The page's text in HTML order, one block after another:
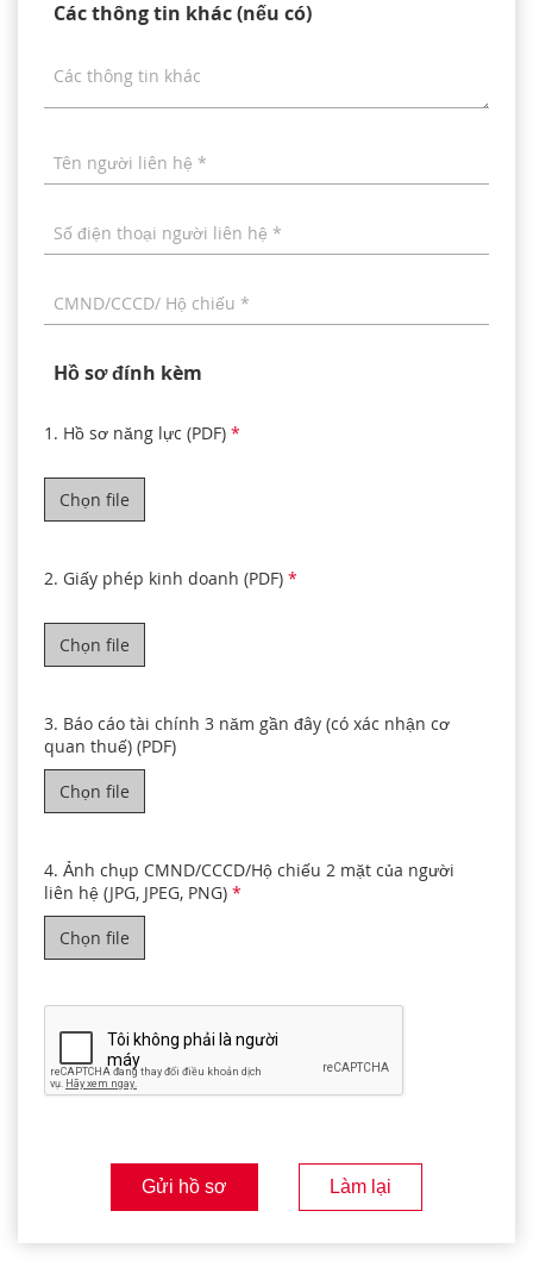
Các thông tin khác (nếu có)
Các thông tin khác
Tên người liên hệ *
Số điện thoại người liên hệ *
CMND/CCCD/ Hộ chiếu *
Hồ sơ đính kèm
1. Hồ sơ năng lực (PDF)*
Chọn file
2. Giấy phép kinh doanh (PDF)*
Chọn file
3. Báo cáo tài chính 3 năm gần đây (có xác nhận cơ
quan thuế) (PDF)
Chọn file
4. Ảnh chụp CMND/CCCD/Hộ chiếu 2 mặt của người
liên hệ (JPG, JPEG, PNG)*
Chọn file
Gửi hồ sơ Làm lại